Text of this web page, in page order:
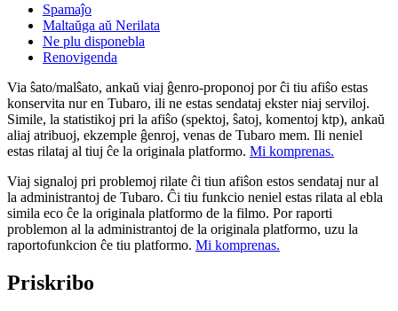
Spamaĵo
Maltaŭga aŭ Nerilata
Ne plu disponebla
Renovigenda
Via ŝato/malŝato, ankaŭ viaj ĝenro-proponoj por ĉi tiu afiŝo estas
konservita nur en Tubaro, ili ne estas sendataj ekster niaj serviloj.
Simile, la statistikoj pri la afiŝo (spektoj, ŝatoj, komentoj ktp), ankaŭ
aliaj atribuoj, ekzemple ĝenroj, venas de Tubaro mem. Ili neniel
estas rilataj al tiuj ĉe la originala platformo. Mi komprenas.
Viaj signaloj pri problemoj rilate ĉi tiun afiŝon estos sendataj nur al
la administrantoj de Tubaro. Ĉi tiu funkcio neniel estas rilata al ebla
simila eco ĉe la originala platformo de la filmo. Por raporti
problemon al la administrantoj de la originala platformo, uzu la
raportofunkcion ĉe tiu platformo. Mi komprenas.
Priskribo